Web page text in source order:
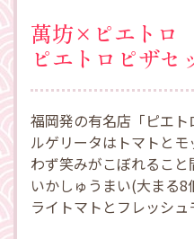
萬坊×ピエトロ
ピエトロピザセ
福岡発の有名店「ピエ
ルゲリータはトマトと
わず笑みがこぼれること
いかしゅうまい(大まる
ライトマトとフレッシ